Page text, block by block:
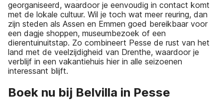
georganiseerd, waardoor je eenvoudig in contact komt
met de lokale cultuur. Wil je toch wat meer reuring, dan
zijn steden als Assen en Emmen goed bereikbaar voor
een dagje shoppen, museumbezoek of een
dierentuinuitstap. Zo combineert Pesse de rust van het
land met de veelzijdigheid van Drenthe, waardoor je
verblijf in een vakantiehuis hier in alle seizoenen
interessant blijft.
Boek nu bij Belvilla in Pesse